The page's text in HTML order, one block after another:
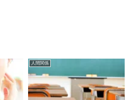
人間関係